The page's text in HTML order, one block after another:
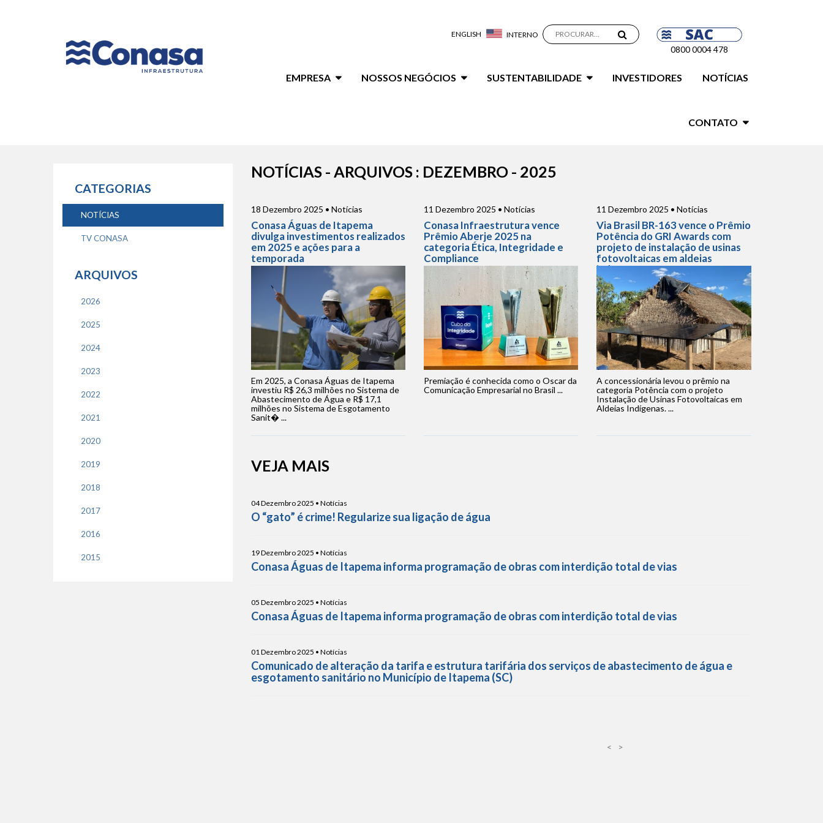
ENGLISH INTERNO
0800 0004 478
principalEMPRESA NOSSOS NEGÓCIOS SUSTENTABILIDADE INVESTIDORES NOTÍCIAS
CONTATO
CATEGORIAS
NOTÍCIAS
TV CONASA
ARQUIVOS
2026
2025
2024
2023
2022
2021
2020
2019
2018
2017
2016
2015
NOTÍCIAS - ARQUIVOS : DEZEMBRO - 2025
18 Dezembro 2025 • Notícias
Conasa Águas de Itapema
divulga investimentos realizados
em 2025 e ações para a
temporada
Em 2025, a Conasa Águas de Itapema
investiu R$ 26,3 milhões no Sistema de
Abastecimento de Água e R$ 17,1
milhões no Sistema de Esgotamento
Sanit� ...
11 Dezembro 2025 • Notícias
Conasa Infraestrutura vence
Prêmio Aberje 2025 na
categoria Ética, Integridade e
Compliance
Premiação é conhecida como o Oscar da
Comunicação Empresarial no Brasil ...
11 Dezembro 2025 • Notícias
Via Brasil BR-163 vence o Prêmio
Potência do GRI Awards com
projeto de instalação de usinas
fotovoltaicas em aldeias
indígenas
A concessionária levou o prêmio na
categoria Potência com o projeto
Instalação de Usinas Fotovoltaicas em
Aldeias Indígenas. ...
VEJA MAIS
04 Dezembro 2025 • Notícias
O “gato” é crime! Regularize sua ligação de água
19 Dezembro 2025 • Notícias
Conasa Águas de Itapema informa programação de obras com interdição total de vias
05 Dezembro 2025 • Notícias
Conasa Águas de Itapema informa programação de obras com interdição total de vias
01 Dezembro 2025 • Notícias
Comunicado de alteração da tarifa e estrutura tarifária dos serviços de abastecimento de água e
esgotamento sanitário no Município de Itapema (SC)
< >